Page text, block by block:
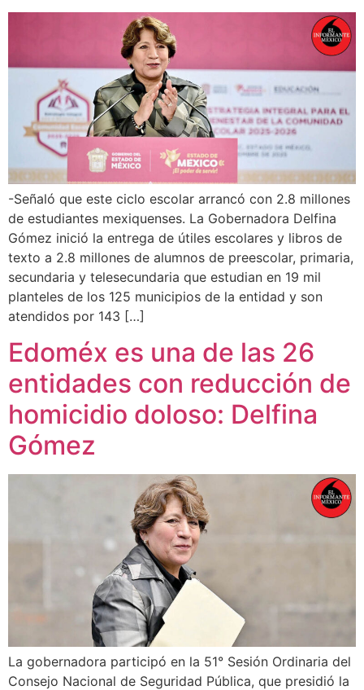
-Señaló que este ciclo escolar arrancó con 2.8 millones
de estudiantes mexiquenses. La Gobernadora Delfina
Gómez inició la entrega de útiles escolares y libros de
texto a 2.8 millones de alumnos de preescolar, primaria,
secundaria y telesecundaria que estudian en 19 mil
planteles de los 125 municipios de la entidad y son
atendidos por 143 […]
Edoméx es una de las 26
entidades con reducción de
homicidio doloso: Delfina
Gómez
La gobernadora participó en la 51° Sesión Ordinaria del
Consejo Nacional de Seguridad Pública, que presidió la